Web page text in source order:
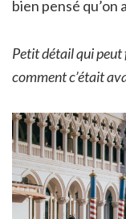
bien pensé qu’on
Petit détail qui
comment c’était